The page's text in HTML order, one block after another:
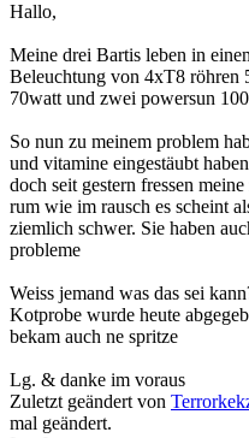
Hallo,
Meine drei Bartis leben in
Beleuchtung von 4xT8 röhren
70watt und zwei powersun
So nun zu meinem problem
und vitamine eingestäubt
doch seit gestern fressen
rum wie im rausch es scheint
ziemlich schwer. Sie haben
probleme
Weiss jemand was das sei
Kotprobe wurde heute
bekam auch ne spritze
Lg. & danke im voraus
Zuletzt geändert von
mal geändert.